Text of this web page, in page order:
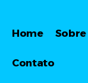
Home Sobre
Contato